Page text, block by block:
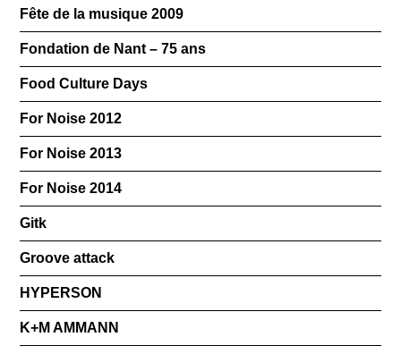
Fête de la musique 2009
Fondation de Nant – 75 ans
Food Culture Days
For Noise 2012
For Noise 2013
For Noise 2014
Gitk
Groove attack
HYPERSON
K+M AMMANN